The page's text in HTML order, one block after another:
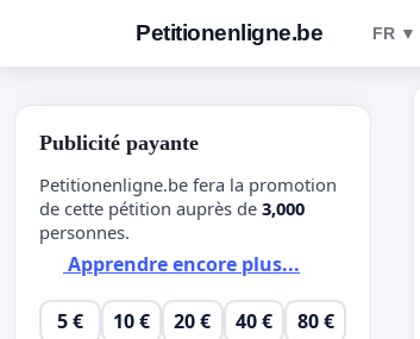
Petitionenligne.be FR ▼
Publicité payante
Petitionenligne.be fera la promotion
de cette pétition auprès de 3,000
personnes.
Apprendre encore plus...
5 € 10 € 20 € 40 € 80 €